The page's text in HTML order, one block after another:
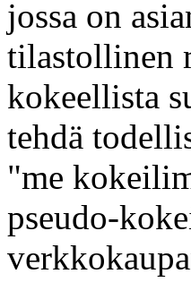
jossa on
tilastollinen
kokeellista
tehdä
"me
pseudo-